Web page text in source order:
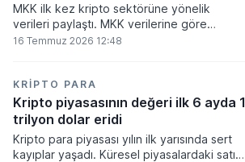
MKK ilk kez kripto sektörüne yönelik
verileri paylaştı. MKK verilerine göre
platformlarda bugüne kadar 5,6 milyon
olarak belirlendi.
16 Temmuz 2026 12:48
KRIPTO PARA
Kripto piyasasının değeri ilk 6 ayda 1
trilyon dolar eridi
Kripto para piyasası yılın ilk yarısında sert
kayıplar yaşadı. Küresel piyasalardaki satış